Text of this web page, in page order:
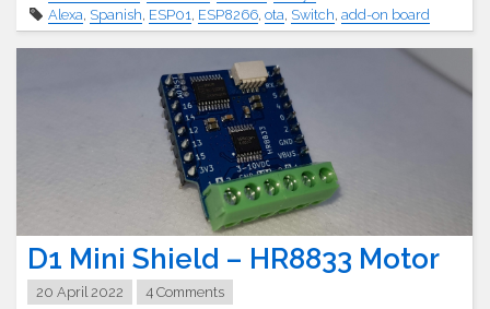
Relais
Platine"
Alexa, Spanish, ESP01, ESP8266, ota, Switch, add-on board
D1 Mini Shield – HR8833 Motor
20 April 2022 4 Comments